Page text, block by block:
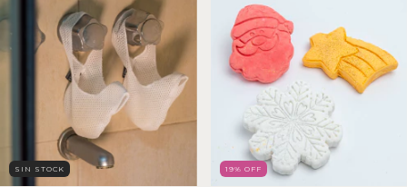
SIN STOCK 19% OFF